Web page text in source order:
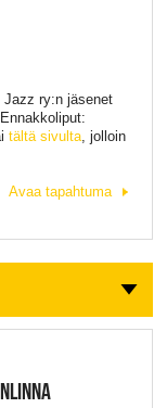
Jazz ry:n jäsenet
tältä sivulta, jolloin
Avaa tapahtuma